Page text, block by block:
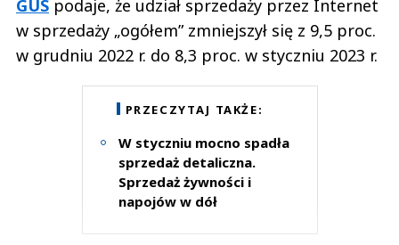
GUS podaje, że udział sprzedaży przez Internet
w sprzedaży „ogółem” zmniejszył się z 9,5 proc.
w grudniu 2022 r. do 8,3 proc. w styczniu 2023 r.
PRZECZYTAJ TAKŻE:
W styczniu mocno spadła
sprzedaż detaliczna.
Sprzedaż żywności i
napojów w dół